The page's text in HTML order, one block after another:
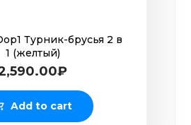
Турник-брусья 2 в
1 (желтый)
₽
Add to cart